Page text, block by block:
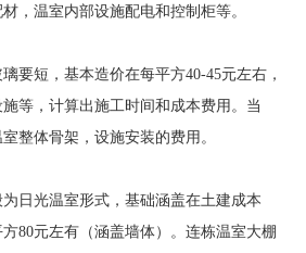
，温室内部设施配电和控制柜等。
要短，基本造价在每平方40-45元左右，
等，计算出施工时间和成本费用。当
整体骨架，设施安装的费用。
日光温室形式，基础涵盖在土建成本
80元左有（涵盖墙体）。连栋温室大棚